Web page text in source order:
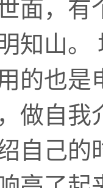
面，
知山。
的也
做自
自己的